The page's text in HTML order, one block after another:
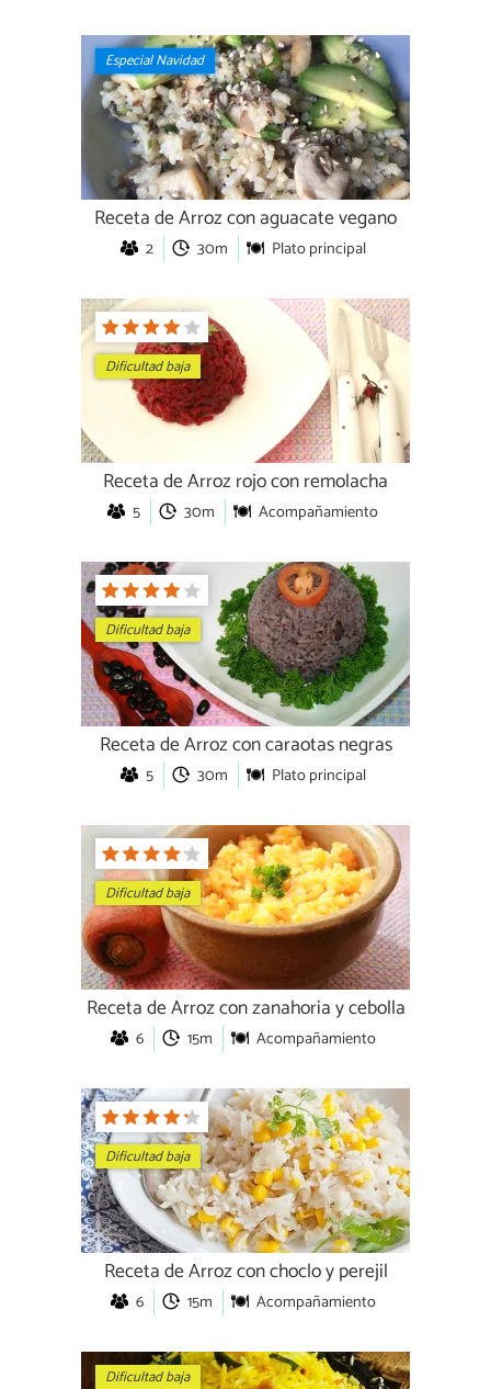
Especial Navidad
Receta de Arroz con aguacate vegano
2 30m Plato principal
Dificultad baja
Receta de Arroz rojo con remolacha
5 30m Acompañamiento
Dificultad baja
Receta de Arroz con caraotas negras
5 30m Plato principal
Dificultad baja
Receta de Arroz con zanahoria y cebolla
6 15m Acompañamiento
Dificultad baja
Receta de Arroz con choclo y perejil
6 15m Acompañamiento
Dificultad baja